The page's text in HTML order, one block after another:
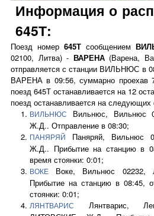
Информация о
645Т:
Поезд номер 645Т сообщением
02100, Литва) - ВАРЕНА(Варена,
отправляется с станции ВИЛЬНЮС в
ВАРЕНА в 09:56, суммарно проехав
поезд 645Т останавливается на 12
поезд останавливается на следующих
ВИЛЬНЮС
Вильнюс, Вильнюс
Ж.Д.. Отправление в 08:30;
ПАНЯРЯЙ
Паняряй, Вильнюс
Ж.Д.. Прибытие на станцию в
время стоянки: 0:01;
ВОКЕ
Воке, Вильнюс
Прибытие на станцию в 08:45,
стоянки: 0:01;
ЛЯНТВАРИС
Лянтварис,